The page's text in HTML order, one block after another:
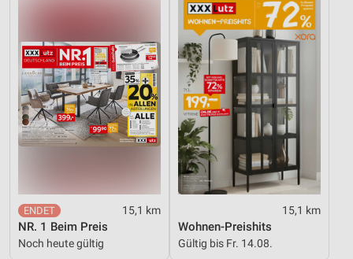
15,1 km
NR. 1 Beim Preis
Noch heute gültig
15,1 km
Wohnen-Preishits
Gültig bis Fr. 14.08.